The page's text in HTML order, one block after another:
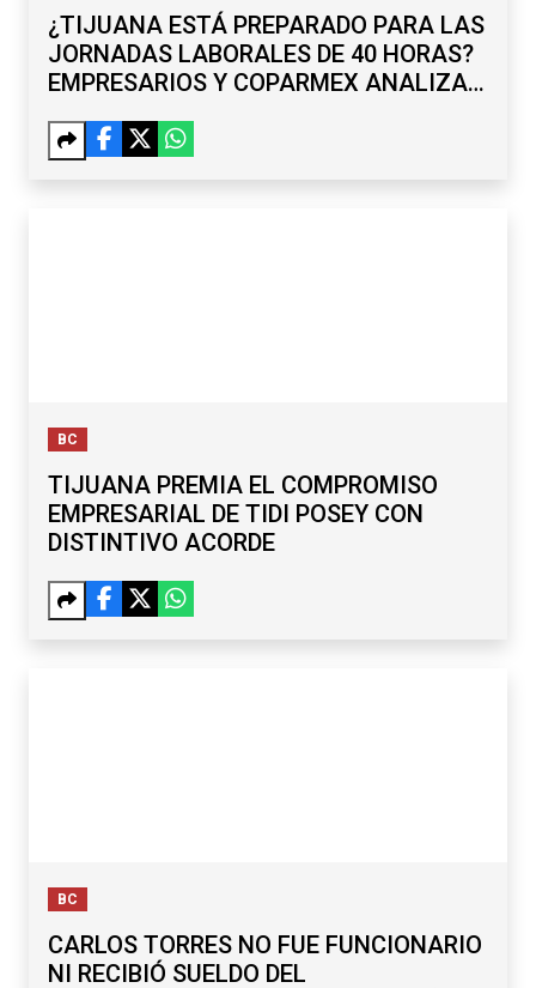
¿TIJUANA ESTÁ PREPARADO PARA LAS
JORNADAS LABORALES DE 40 HORAS?
EMPRESARIOS Y COPARMEX ANALIZAN
BC
TIJUANA PREMIA EL COMPROMISO
EMPRESARIAL DE TIDI POSEY CON
DISTINTIVO ACORDE
BC
CARLOS TORRES NO FUE FUNCIONARIO
NI RECIBIÓ SUELDO DEL